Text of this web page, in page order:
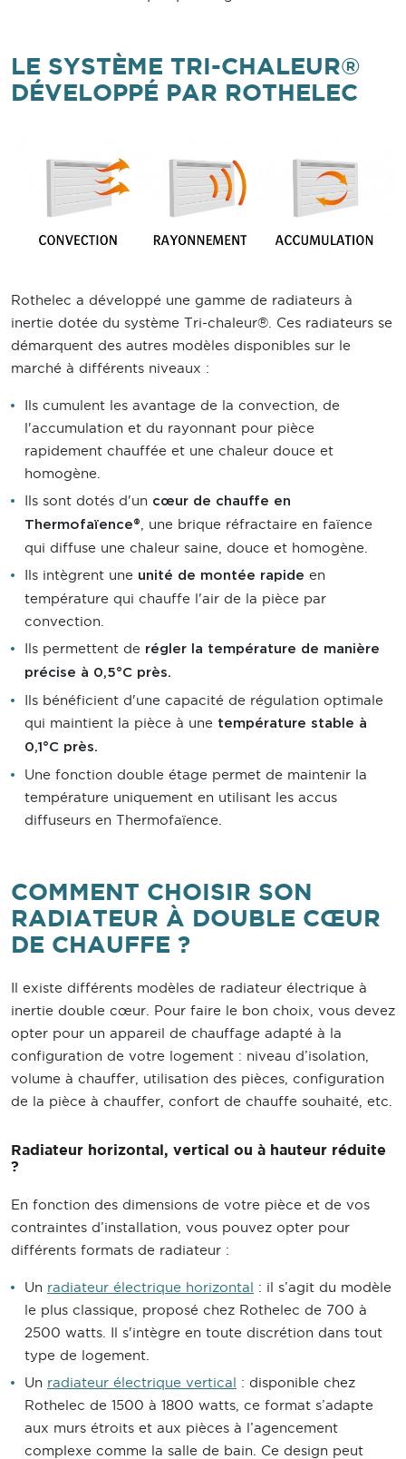
LE SYSTÈME TRI-CHALEUR®
DÉVELOPPÉ PAR ROTHELEC
Rothelec a développé une gamme de radiateurs à
inertie dotée du système Tri-chaleur®. Ces radiateurs se
démarquent des autres modèles disponibles sur le
marché à différents niveaux :
Ils cumulent les avantage de la convection, de
l'accumulation et du rayonnant pour pièce
rapidement chauffée et une chaleur douce et
homogène.
Ils sont dotés d'un cœur de chauffe en
Thermofaïence®
, une brique réfractaire en faïence
qui diffuse une chaleur saine, douce et homogène.
Ils intègrent une unité de montée rapide en
température qui chauffe l'air de la pièce par
convection.
Ils permettent de régler la température de manière
précise à 0,5°C près.
Ils bénéficient d'une capacité de régulation optimale
qui maintient la pièce à une température stable à
0,1°C près.
Une fonction double étage permet de maintenir la
température uniquement en utilisant les accus
diffuseurs en Thermofaïence.
COMMENT CHOISIR SON
RADIATEUR À DOUBLE CŒUR
DE CHAUFFE ?
Il existe différents modèles de radiateur électrique à
inertie double cœur. Pour faire le bon choix, vous devez
opter pour un appareil de chauffage adapté à la
configuration de votre logement : niveau d’isolation,
volume à chauffer, utilisation des pièces, configuration
de la pièce à chauffer, confort de chauffe souhaité, etc.
Radiateur horizontal, vertical ou à hauteur réduite
?
En fonction des dimensions de votre pièce et de vos
contraintes d’installation, vous pouvez opter pour
différents formats de radiateur :
Un radiateur électrique horizontal : il s’agit du modèle
le plus classique, proposé chez Rothelec de 700 à
2500 watts. Il s'intègre en toute discrétion dans tout
type de logement.
Un radiateur électrique vertical : disponible chez
Rothelec de 1500 à 1800 watts, ce format s’adapte
aux murs étroits et aux pièces à l’agencement
complexe comme la salle de bain. Ce design peut